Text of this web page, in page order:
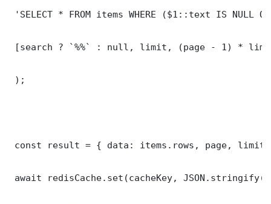
'SELECT * FROM items WHERE ($1::text IS NULL
[search ? `%%` : null, limit, (page - 1) *
);
const result = { data: items.rows, page,
await redisCache.set(cacheKey,